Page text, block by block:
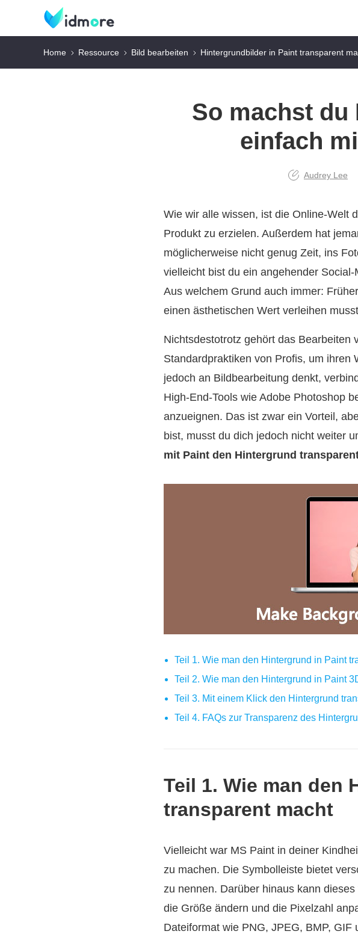
Home Ressource Bild bearbeiten Hintergrundbilder in Paint transparent
So machst
einfach
Audrey Lee
Wie wir alle wissen, ist die Online‑Welt
Produkt zu erzielen. Außerdem hat
möglicherweise nicht genug Zeit, ins
vielleicht bist du ein angehender
Aus welchem Grund auch immer:
einen ästhetischen Wert verleihen
Nichtsdestotrotz gehört das Bearbeiten
Standardpraktiken von Profis, um ihren
jedoch an Bildbearbeitung denkt,
High‑End‑Tools wie Adobe Photoshop
anzueignen. Das ist zwar ein Vorteil,
bist, musst du dich jedoch nicht weiter
mit Paint den Hintergrund
Teil 1. Wie man den Hintergrund in Paint
Teil 2. Wie man den Hintergrund in Paint
Teil 3. Mit einem Klick den Hintergrund
Teil 4. FAQs zur Transparenz des
Teil 1. Wie man den
transparent macht
Vielleicht war MS Paint in deiner
zu machen. Die Symbolleiste bietet
zu nennen. Darüber hinaus kann
die Größe ändern und die Pixelzahl
Dateiformat wie PNG, JPEG, BMP, GIF